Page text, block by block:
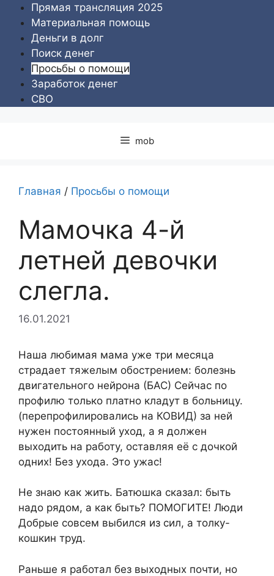
Перейти
содержимому
Прямая трансляция 2025
Материальная помощь
Деньги в долг
Поиск денег
Просьбы о помощи
Заработок денег
СВО
mob
Главная / Просьбы о помощи
Мамочка 4-й
летней девочки
слегла.
16.01.2021
Наша любимая мама уже три месяца
страдает тяжелым обострением: болезнь
двигательного нейрона (БАС) Сейчас по
профилю только платно кладут в больницу.
(перепрофилировались на КОВИД) за ней
нужен постоянный уход, а я должен
выходить на работу, оставляя её с дочкой
одних! Без ухода. Это ужас!
Не знаю как жить. Батюшка сказал: быть
надо рядом, а как быть? ПОМОГИТЕ! Люди
Добрые совсем выбился из сил, а толку-
кошкин труд.
Раньше я работал без выходных почти, но